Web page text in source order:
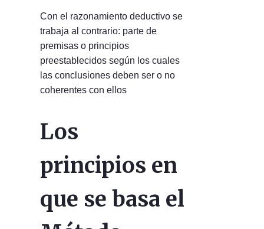
Con el razonamiento deductivo se
trabaja al contrario: parte de
premisas o principios
preestablecidos según los cuales
las conclusiones deben ser o no
coherentes con ellos
Los
principios en
que se basa el